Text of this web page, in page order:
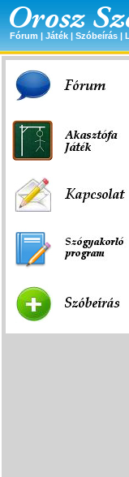
Fórum | Játék | Szóbeírás |